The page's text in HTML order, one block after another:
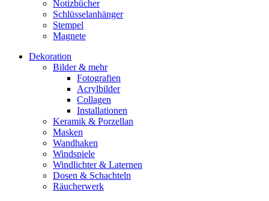
Notizbücher
Schlüsselanhänger
Stempel
Magnete
Dekoration
Bilder & mehr
Fotografien
Acrylbilder
Collagen
Installationen
Keramik & Porzellan
Masken
Wandhaken
Windspiele
Windlichter & Laternen
Dosen & Schachteln
Räucherwerk